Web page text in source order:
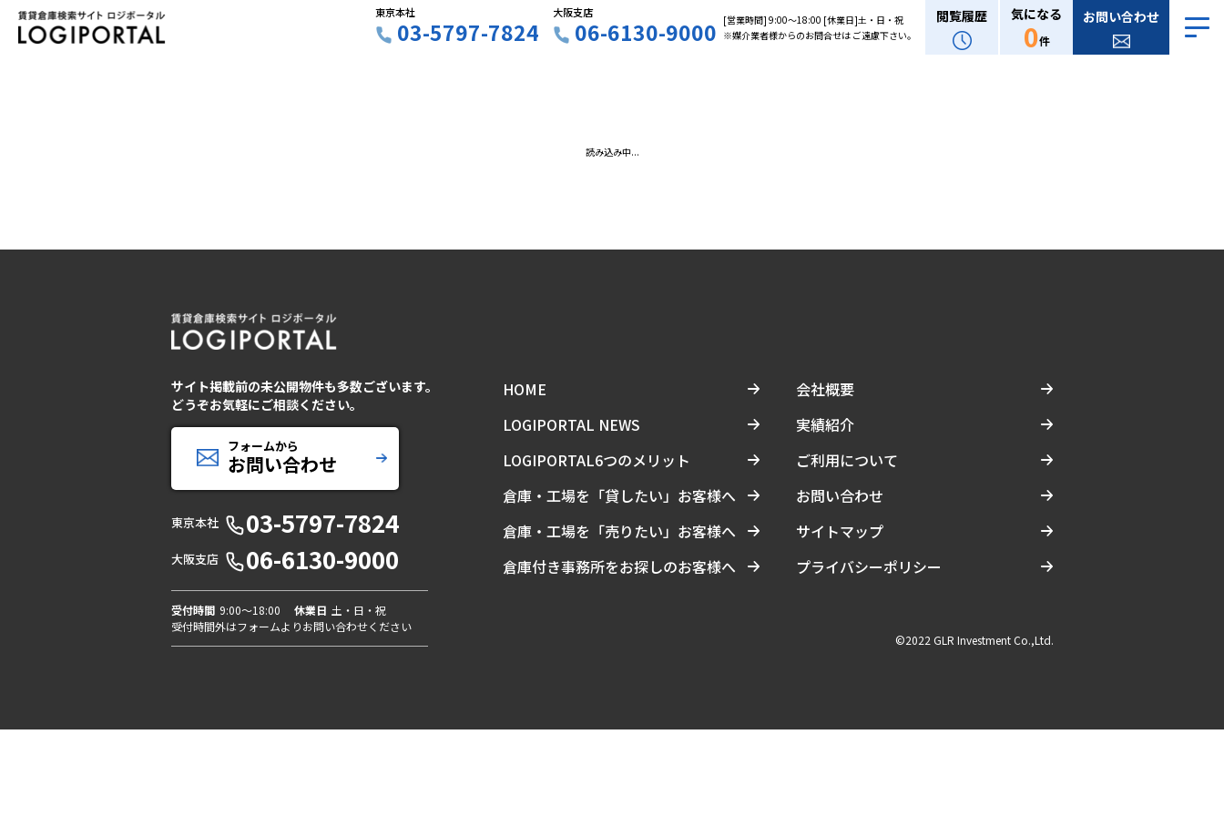
東京本社
03-5797-7824
大阪支店
06-6130-9000 [営業時間] 9:00〜18:00 [休業日]土・日・祝
※媒介業者様からのお問合せは ご遠慮下さい。
閲覧履歴 気になる
0件
お問い合わせ
読み込み中...
サイト掲載前の未公開物件も多数ございます。
どうぞお気軽にご相談ください。
フォームから
お問い合わせ
東京本社 03-5797-7824
大阪支店 06-6130-9000
受付時間 9:00〜18:00 休業日 土・日・祝
受付時間外はフォームよりお問い合わせください
HOME
LOGIPORTAL NEWS
LOGIPORTAL6つのメリット
倉庫・工場を「貸したい」お客様へ
倉庫・工場を「売りたい」お客様へ
倉庫付き事務所をお探しのお客様へ
会社概要
実績紹介
ご利用について
お問い合わせ
サイトマップ
プライバシーポリシー
©2022 GLR Investment Co.,Ltd.